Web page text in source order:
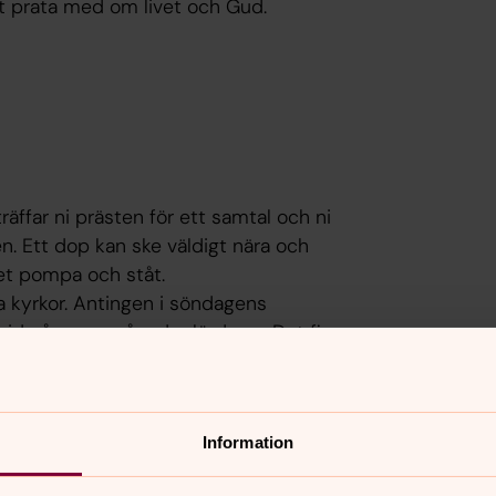
Information
prata med om livet och Gud.
ni prästen för ett samtal och ni
Ett dop kan ske väldigt nära och
pompa och ståt.
kyrkor. Antingen i söndagens
någon av våra doplördagar. Det finns
men kontakta expeditionen för att
något av våra församlingshem
om ni bor i annan församling.